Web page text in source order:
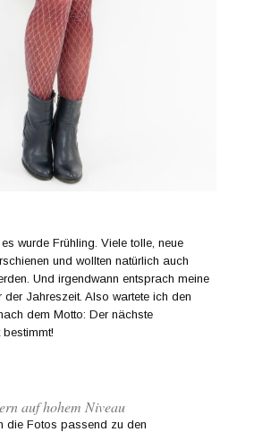
wurde Frühling. Viele tolle, neue
und wollten natürlich auch
Und irgendwann entsprach meine
Jahreszeit. Also wartete ich den
dem Motto: Der nächste
auf hohem Niveau
die Fotos passend zu den